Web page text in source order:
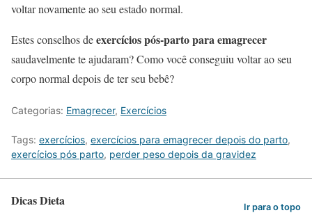
voltar novamente ao seu estado normal.
Estes conselhos deexercícios pós-parto para emagrecer
saudavelmente te ajudaram? Como você conseguiu voltar ao seu
corpo normal depois de ter seu bebê?
Categorias: Emagrecer, Exercícios
Tags: exercícios, exercícios para emagrecer depois do parto,
exercícios pós parto, perder peso depois da gravidez
Dicas Dieta Ir para o topo